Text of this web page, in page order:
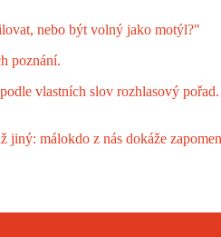
nebo být volný jako motýl?"
poznání.
vlastních slov rozhlasový
málokdo z nás dokáže